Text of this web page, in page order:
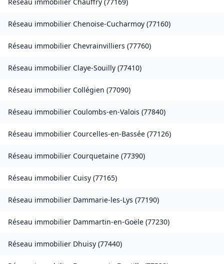
Réseau immobilier Chauffry (77169)
Réseau immobilier Chenoise-Cucharmoy (77160)
Réseau immobilier Chevrainvilliers (77760)
Réseau immobilier Claye-Souilly (77410)
Réseau immobilier Collégien (77090)
Réseau immobilier Coulombs-en-Valois (77840)
Réseau immobilier Courcelles-en-Bassée (77126)
Réseau immobilier Courquetaine (77390)
Réseau immobilier Cuisy (77165)
Réseau immobilier Dammarie-les-Lys (77190)
Réseau immobilier Dammartin-en-Goële (77230)
Réseau immobilier Dhuisy (77440)